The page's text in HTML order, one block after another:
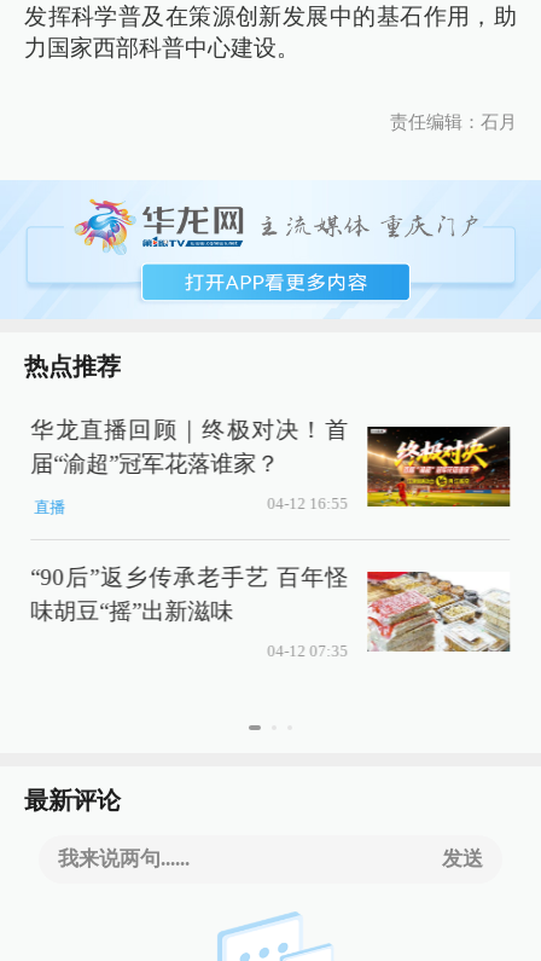
发挥科学普及在策源创新发展中的基石作用，助
力国家西部科普中心建设。
责任编辑：石月
热点推荐
华龙直播回顾｜终极对决！首
届“渝超”冠军花落谁家？
直播 04-12 16:55
“90后”返乡传承老手艺 百年怪
味胡豆“摇”出新滋味
04-12 07:35
最新评论
我来说两句...... 发送